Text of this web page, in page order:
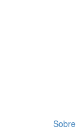
Sobre